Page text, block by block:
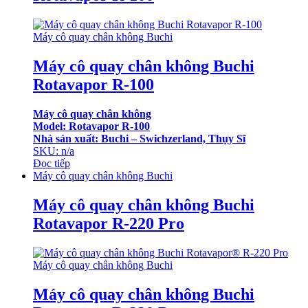
Máy cô quay chân không Buchi
Máy cô quay chân không Buchi
Rotavapor R-100
Máy cô quay chân không
Model: Rotavapor R-100
Nhà sản xuất: Buchi – Swichzerland, Thụy Sĩ
SKU: n/a
Đọc tiếp
Máy cô quay chân không Buchi
Máy cô quay chân không Buchi
Rotavapor R-220 Pro
Máy cô quay chân không Buchi
Máy cô quay chân không Buchi